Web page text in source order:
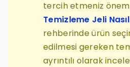
tercih etmeniz
Temizleme Jeli
rehberinde ürün
edilmesi gereken
ayrıntılı olarak